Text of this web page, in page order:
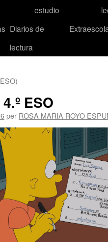
estudio
Diarios de
lectura
ESO
per ROSA MARIA ROYO